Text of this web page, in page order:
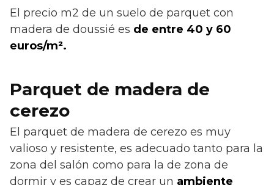
El precio m2 de un suelo de parquet con
madera de doussié es de entre 40 y 60
euros/m².
Parquet de madera de
cerezo
El parquet de madera de cerezo es muy
valioso y resistente, es adecuado tanto para la
zona del salón como para la de zona de
dormir y es capaz de crear un ambiente